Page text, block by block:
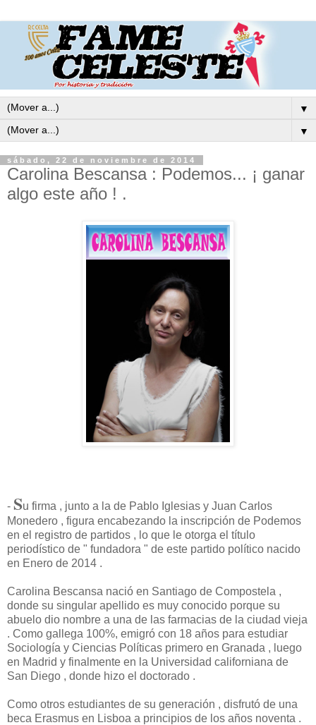
▼
▼
sábado, 22 de noviembre de 2014
Carolina Bescansa : Podemos... ¡ ganar
algo este año ! .
- Su firma , junto a la de Pablo Iglesias y Juan Carlos
Monedero , figura encabezando la inscripción de Podemos
en el registro de partidos , lo que le otorga el título
periodístico de " fundadora " de este partido político nacido
en Enero de 2014 .
Carolina Bescansa nació en Santiago de Compostela ,
donde su singular apellido es muy conocido porque su
abuelo dio nombre a una de las farmacias de la ciudad vieja
. Como gallega 100%, emigró con 18 años para estudiar
Sociología y Ciencias Políticas primero en Granada , luego
en Madrid y finalmente en la Universidad californiana de
San Diego , donde hizo el doctorado .
Como otros estudiantes de su generación , disfrutó de una
beca Erasmus en Lisboa a principios de los años noventa .